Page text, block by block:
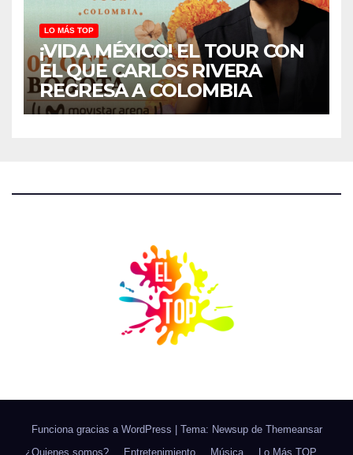
LO MÁS TOP
¡VIDA MÉXICO! EL TOUR CON
EL QUE CARLOS RIVERA
REGRESA A COLOMBIA
Funciona gracias a WordPress Tema: Newsup de Themeansar
¿Quienes somos?
Entretenimiento Música Lo Más TOP